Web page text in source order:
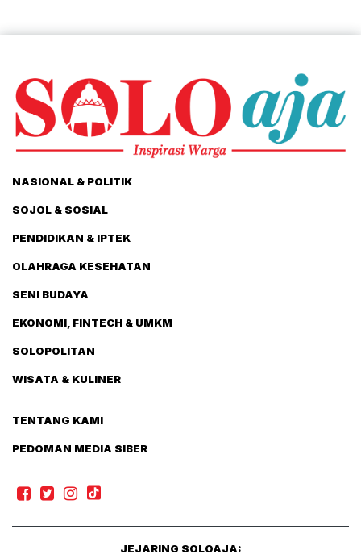
NASIONAL & POLITIK
SOJOL & SOSIAL
PENDIDIKAN & IPTEK
OLAHRAGA KESEHATAN
SENI BUDAYA
EKONOMI, FINTECH & UMKM
SOLOPOLITAN
WISATA & KULINER
TENTANG KAMI
PEDOMAN MEDIA SIBER
JEJARING SOLOAJA: